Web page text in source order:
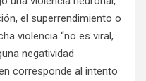
el superrendimiento o
violencia “no es viral,
negatividad
corresponde al intento